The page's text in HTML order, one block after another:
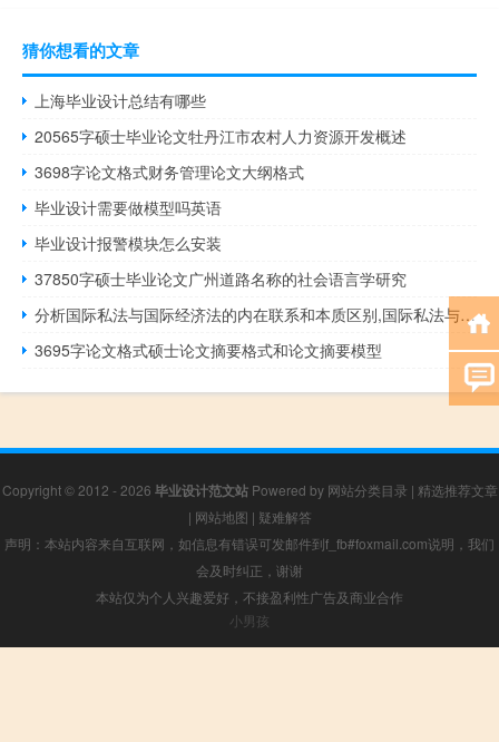
猜你想看的文章
上海毕业设计总结有哪些
20565字硕士毕业论文牡丹江市农村人力资源开发概述
3698字论文格式财务管理论文大纲格式
毕业设计需要做模型吗英语
毕业设计报警模块怎么安装
37850字硕士毕业论文广州道路名称的社会语言学研究
分析国际私法与国际经济法的内在联系和本质区别,国际私法与国际经济法的区别
3695字论文格式硕士论文摘要格式和论文摘要模型
Copyright © 2012 - 2026 毕业设计范文站Powered by 网站分类目录 | 精选推荐文章
| 网站地图 | 疑难解答
声明：本站内容来自互联网，如信息有错误可发邮件到f_fb#foxmail.com说明，我们
会及时纠正，谢谢
本站仅为个人兴趣爱好，不接盈利性广告及商业合作
小男孩